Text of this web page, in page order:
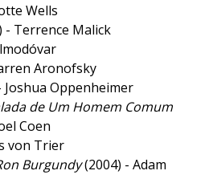
Wells
- Terrence Malick
Aronofsky
Joshua Oppenheimer
de Um Homem Comum
Coen
von Trier
Burgundy(2004) - Adam